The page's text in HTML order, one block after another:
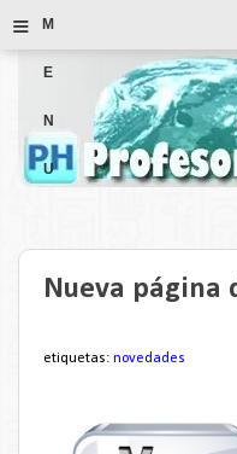
≡ M
E
N
U
Nueva página
etiquetas: novedades